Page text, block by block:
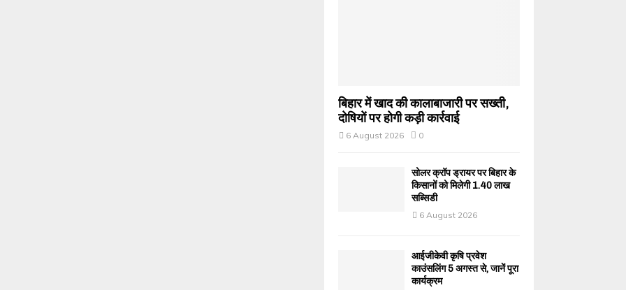
बिहार में खाद की कालाबाजारी पर सख्ती,
दोषियों पर होगी कड़ी कार्रवाई
6 August 2026 0
सोलर क्रॉप ड्रायर पर बिहार के
किसानों को मिलेगी 1.40 लाख
सब्सिडी
6 August 2026
आईजीकेवी कृषि प्रवेश
काउंसलिंग 5 अगस्त से, जानें पूरा
कार्यक्रम